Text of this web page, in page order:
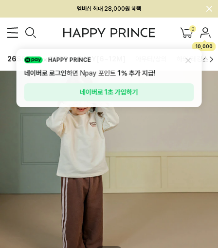
멤버십 최대 28,000원 혜택
0
10,000
26SS 신상 BEST BABY[6~12M] 하의/레깅스
HAPPY PRINCE
네이버로 로그인하면 Npay 포인트1%추가 지급!
네이버로 1초 가입하기